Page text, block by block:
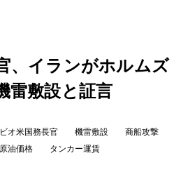
、イランがホルムズ
雷敷設と証言
オ米国務長官 機雷敷設
商船攻撃
原油価格
タンカー運賃